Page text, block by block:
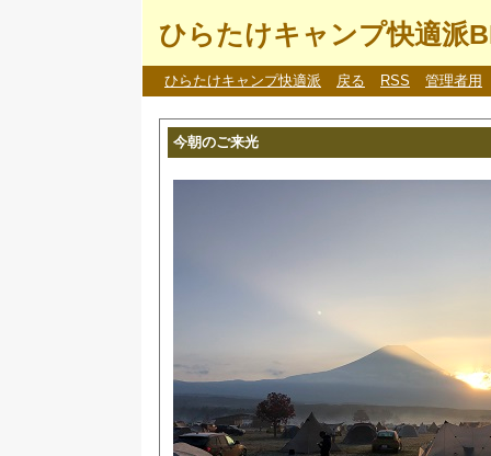
ひらたけキャンプ快適派
ひらたけキャンプ快適派 戻る RSS 管理者用
今朝のご来光